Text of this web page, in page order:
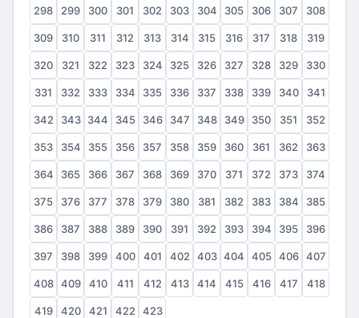
298 299 300 301 302 303 304 305 306 307 308
309 310 311 312 313 314 315 316 317 318 319
320 321 322 323 324 325 326 327 328 329 330
331 332 333 334 335 336 337 338 339 340 341
342 343 344 345 346 347 348 349 350 351 352
353 354 355 356 357 358 359 360 361 362 363
364 365 366 367 368 369 370 371 372 373 374
375 376 377 378 379 380 381 382 383 384 385
386 387 388 389 390 391 392 393 394 395 396
397 398 399 400 401 402 403 404 405 406 407
408 409 410 411 412 413 414 415 416 417 418
419 420 421 422 423